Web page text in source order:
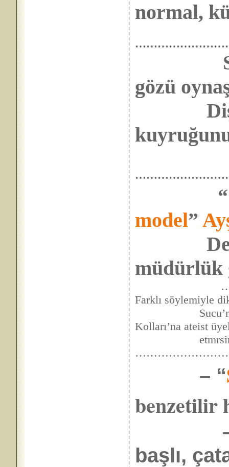
normal,
gözü
Dişi
model”
müdürlük
Farklı söylemiyle
Sucu’nun
Kolları’na ateist
etmrsinin
– “
benzetilir
başlı,